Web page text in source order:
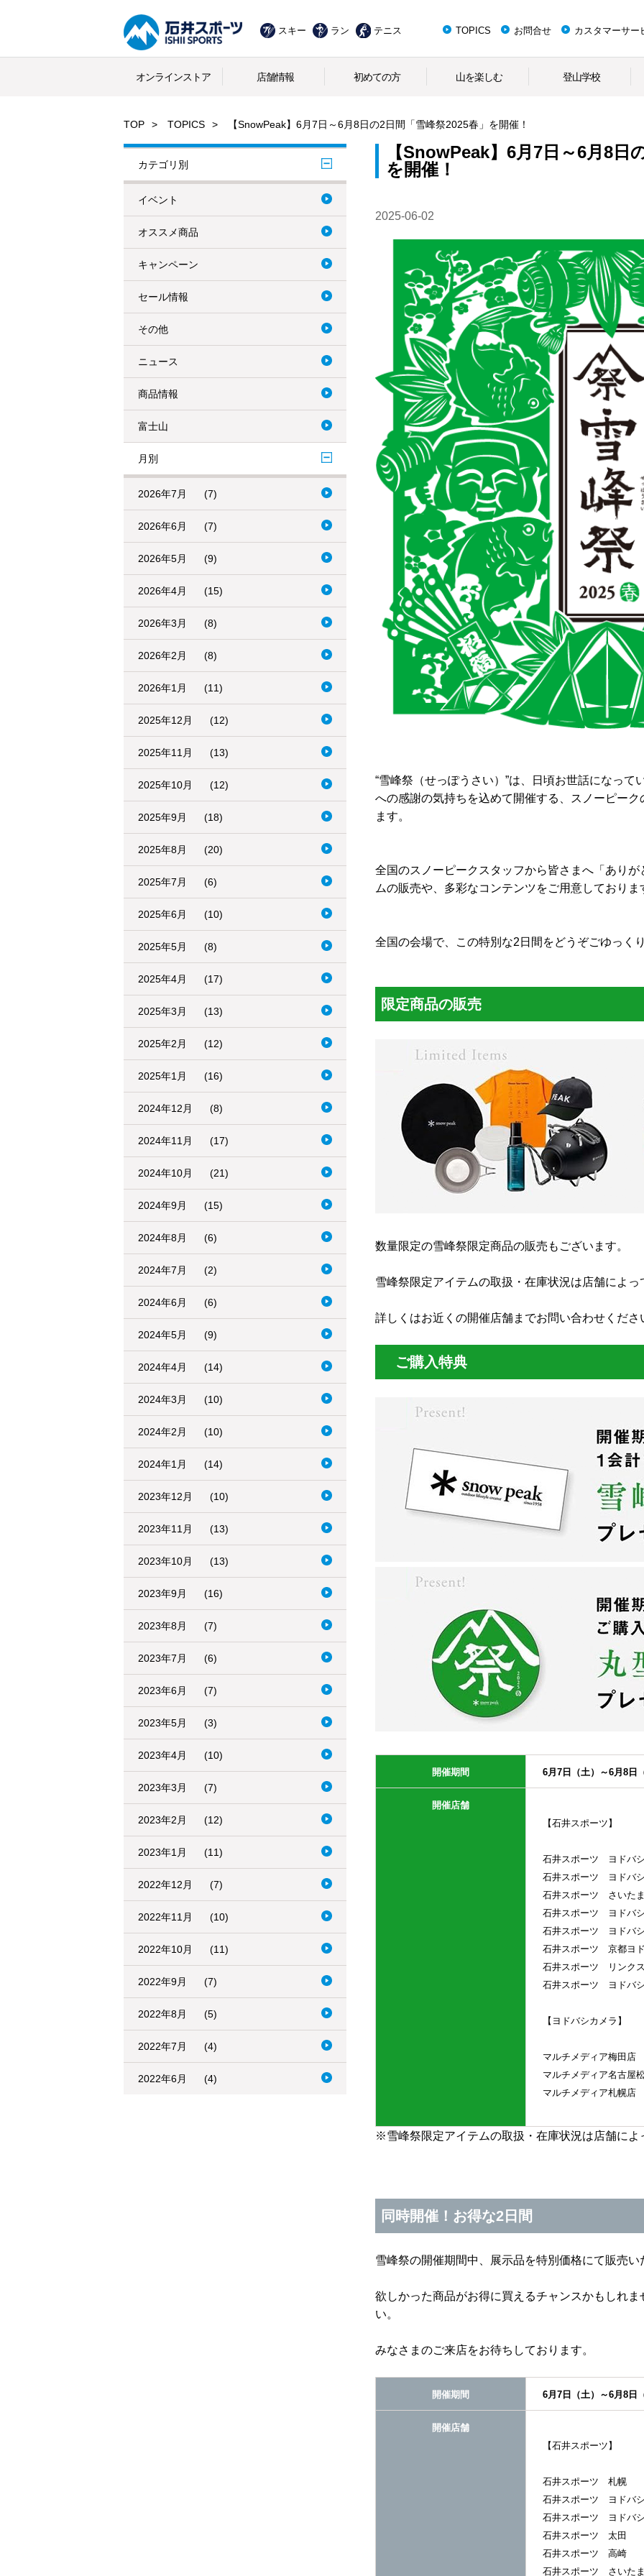
スキー ラン テニス TOPICS お問合せ カスタマーサー
オンラインストア 店舗情報 初めての方 山を楽しむ 登山学校
TOP TOPICS 【SnowPeak】6月7日～6月8日の2日間「雪峰祭2025春」を開催！
カテゴリ別
イベント
オススメ商品
キャンペーン
セール情報
その他
ニュース
商品情報
富士山
月別
2026年7月 (7)
2026年6月 (7)
2026年5月 (9)
2026年4月 (15)
2026年3月 (8)
2026年2月 (8)
2026年1月 (11)
2025年12月 (12)
2025年11月 (13)
2025年10月 (12)
2025年9月 (18)
2025年8月 (20)
2025年7月 (6)
2025年6月 (10)
2025年5月 (8)
2025年4月 (17)
2025年3月 (13)
2025年2月 (12)
2025年1月 (16)
2024年12月 (8)
2024年11月 (17)
2024年10月 (21)
2024年9月 (15)
2024年8月 (6)
2024年7月 (2)
2024年6月 (6)
2024年5月 (9)
2024年4月 (14)
2024年3月 (10)
2024年2月 (10)
2024年1月 (14)
2023年12月 (10)
2023年11月 (13)
2023年10月 (13)
2023年9月 (16)
2023年8月 (7)
2023年7月 (6)
2023年6月 (7)
2023年5月 (3)
2023年4月 (10)
2023年3月 (7)
2023年2月 (12)
2023年1月 (11)
2022年12月 (7)
2022年11月 (10)
2022年10月 (11)
2022年9月 (7)
2022年8月 (5)
2022年7月 (4)
2022年6月 (4)
【SnowPeak】6月7日～6月8日
を開催！
2025-06-02
“雪峰祭（せっぽうさい）”は、⽇頃お世話になっ
への感謝の気持ちを込めて開催する、スノーピー
ます。
全国のスノーピークスタッフから皆さまへ「あり
ムの販売や、多彩なコンテンツをご用意しておりま
全国の会場で、この特別な2日間をどうぞごゆっく
限定商品の販売
数量限定の雪峰祭限定商品の販売もございます。
雪峰祭限定アイテムの取扱・在庫状況は店舗によっ
詳しくはお近くの開催店舗までお問い合わせくださ
ご購入特典
開催期間 6月7日（土）～6月8日
開催店舗
【石井スポーツ】
石井スポーツ ヨドバ
石井スポーツ ヨドバ
石井スポーツ さいた
石井スポーツ ヨドバ
石井スポーツ ヨドバ
石井スポーツ 京都ヨ
石井スポーツ リンク
石井スポーツ ヨドバ
【ヨドバシカメラ】
マルチメディア梅田店
マルチメディア名古屋
マルチメディア札幌店
※雪峰祭限定アイテムの取扱・在庫状況は店舗によ
同時開催！お得な2日間
雪峰祭の開催期間中、展示品を特別価格にて販売い
欲しかった商品がお得に買えるチャンスかもしれ
い。
みなさまのご来店をお待ちしております。
開催期間 6月7日（土）～6月8日
開催店舗
【石井スポーツ】
石井スポーツ 札幌
石井スポーツ ヨドバ
石井スポーツ ヨドバ
石井スポーツ 太田
石井スポーツ 高崎
石井スポーツ さいた